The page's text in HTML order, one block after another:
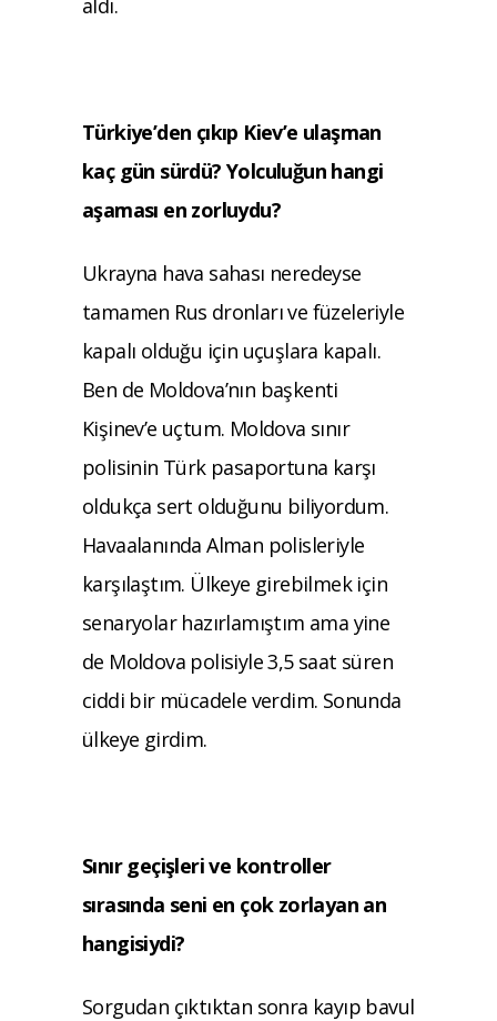
Türkiye’den çıkıp Kiev’e ulaşman
kaç gün sürdü? Yolculuğun hangi
aşaması en zorluydu?
Ukrayna hava sahası neredeyse
tamamen Rus dronları ve füzeleriyle
kapalı olduğu için uçuşlara kapalı.
Ben de Moldova’nın başkenti
Kişinev’e uçtum. Moldova sınır
polisinin Türk pasaportuna karşı
oldukça sert olduğunu biliyordum.
Havaalanında Alman polisleriyle
karşılaştım. Ülkeye girebilmek için
senaryolar hazırlamıştım ama yine
de Moldova polisiyle 3,5 saat süren
ciddi bir mücadele verdim. Sonunda
ülkeye girdim.
Sınır geçişleri ve kontroller
sırasında seni en çok zorlayan an
hangisiydi?
Sorgudan çıktıktan sonra kayıp bavul